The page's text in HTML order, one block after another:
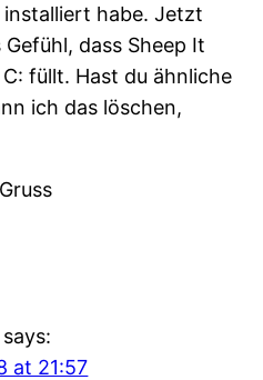
habe. Jetzt
dass Sheep It
füllt. Hast du ähnliche
ich das löschen,
says:
at 21:57